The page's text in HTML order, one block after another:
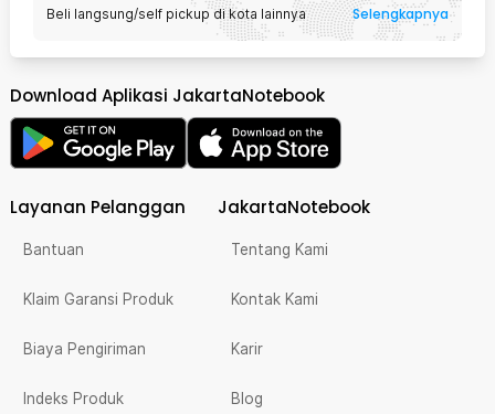
Beli langsung/self pickup di kota lainnya Selengkapnya
Download Aplikasi JakartaNotebook
Layanan Pelanggan
Bantuan
Klaim Garansi Produk
Biaya Pengiriman
Indeks Produk
JakartaNotebook
Tentang Kami
Kontak Kami
Karir
Blog